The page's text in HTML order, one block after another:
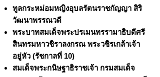
ทูลกระหม่อมหญิงอุบลรัตนราชกัญญา สิริ
วัฒนาพรรณวดี
พระบาทสมเด็จพระปรเมนทรรามาธิบดีศรี
สินทรมหาวชิราลงกรณ พระวชิรเกล้าเจ้า
อยู่หัว (รัชกาลที่ 10)
สมเด็จพระกนิษฐาธิราชเจ้า กรมสมเด็จ